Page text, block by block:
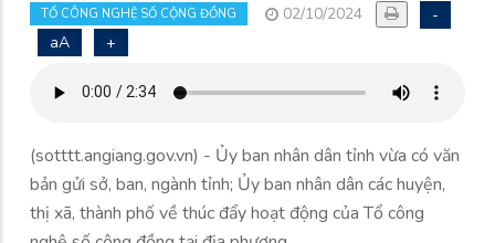
TỔ CÔNG NGHỆ SỐ CỘNG ĐỒNG 02/10/2024
-
aA
+
(sotttt.angiang.gov.vn) - Ủy ban nhân dân tỉnh vừa có văn
bản gửi sở, ban, ngành tỉnh; Ủy ban nhân dân các huyện,
thị xã, thành phố về thúc đẩy hoạt động của Tổ công